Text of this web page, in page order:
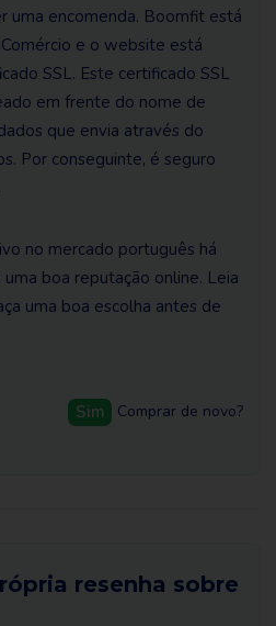
uma encomenda. Boomfit está
e o website está
SSL. Este certificado SSL
em frente do nome de
que envia através do
Por conseguinte, é seguro
no mercado português há
boa reputação online. Leia
uma boa escolha antes de
Sim Comprar de novo?
resenha sobre